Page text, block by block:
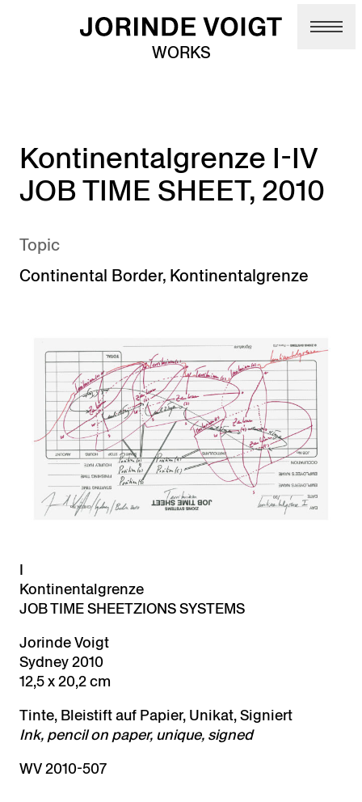
Skip to main content
WORKS
Kontinentalgrenze I-IV
JOB TIME SHEET, 2010
Topic
Continental Border, Kontinentalgrenze
I
Kontinentalgrenze
JOB TIME SHEETZIONS SYSTEMS
Jorinde Voigt
Sydney 2010
12,5 x 20,2 cm
Tinte, Bleistift auf Papier, Unikat, Signiert
Ink, pencil on paper, unique, signed
WV 2010-507